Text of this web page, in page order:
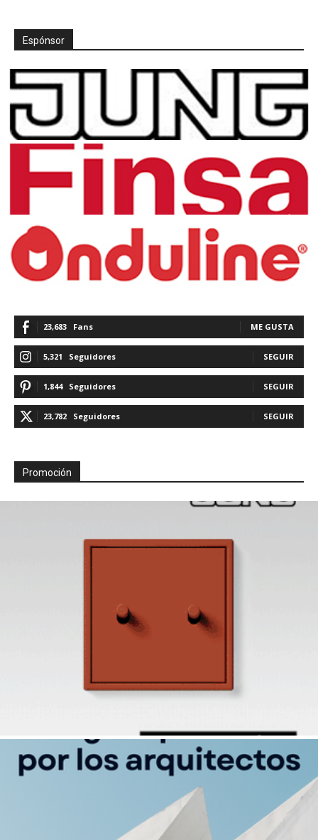
Espónsor
23,683 Fans ME GUSTA
5,321 Seguidores SEGUIR
1,844 Seguidores SEGUIR
23,782 Seguidores SEGUIR
Promoción